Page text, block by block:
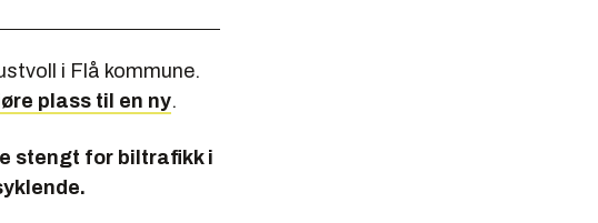
i Flå kommune.
plass til en ny.
stengt for biltrafikk i